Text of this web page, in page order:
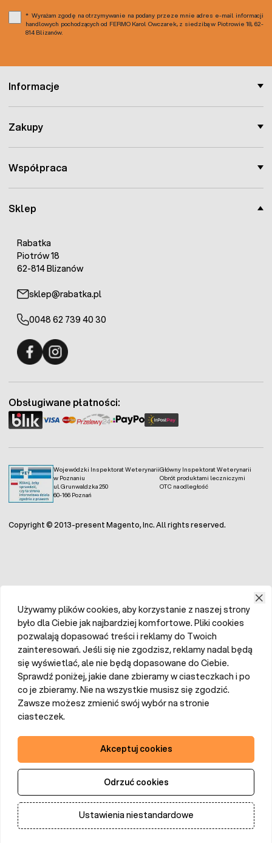
Ilość
Sklep
Rabatka
Piotrów 18
62-814 Blizanów
sklep@rabatka.pl
0048 62 739 40 30
Informacje
Zakupy
Współpraca
Wyrażam zgodę na otrzymywanie na podany przeze mnie adres e-mail informacji
handlowych pochodzących od FERMO Karol Owczarek, z siedzibą w Piotrowie 18, 62-
814 Blizanów.
Wojewódzki Inspektorat Weterynarii
w Poznaniu
ul. Grunwaldzka 250
60-166 Poznań
Główny Inspektorat Weterynarii
Obrót produktami leczniczymi
OTC na odległość
Obsługiwane płatności:
Copyright © 2013-present Magento, Inc. All rights reserved.
Używamy plików cookies, aby korzystanie z naszej strony
było dla Ciebie jak najbardziej komfortowe. Pliki cookies
pozwalają dopasować treści i reklamy do Twoich
zainteresowań. Jeśli się nie zgodzisz, reklamy nadal będą
się wyświetlać, ale nie będą dopasowane do Ciebie.
Sprawdź poniżej, jakie dane zbieramy w ciasteczkach i po
co je zbieramy. Nie na wszystkie musisz się zgodzić.
Zawsze możesz zmienić swój wybór na stronie
ciasteczek.
Akceptuj cookies
Odrzuć cookies
Ustawienia niestandardowe